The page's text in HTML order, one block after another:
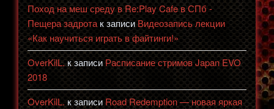
Поход на меш среду в Re:Play Cafe в СПб -
Пещера задротак записиВидеозапись лекции
«Как научиться играть в файтинги!»
OverKilL.к записиРасписание стримов Japan EVO
2018
OverKilL.к записиRoad Redemption — новая яркая